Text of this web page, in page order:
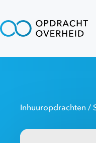
Inhuuropdrachten /